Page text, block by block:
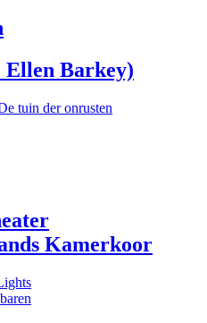
Ellen Barkey)
Kamerkoor